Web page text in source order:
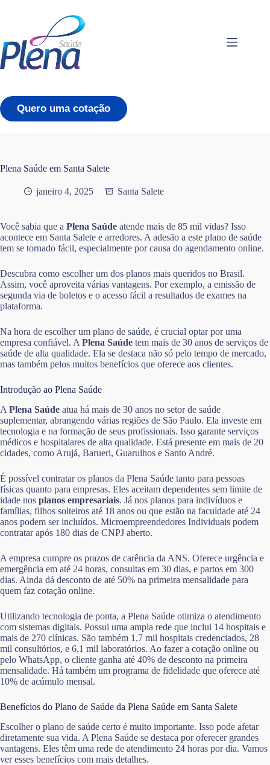
conteúdo
Quero uma cotação
Plena Saúde em Santa Salete
janeiro 4, 2025 Santa Salete
Você sabia que a Plena Saúde atende mais de 85 mil vidas? Isso
acontece em Santa Salete e arredores. A adesão a este plano de saúde
tem se tornado fácil, especialmente por causa do agendamento online.
Descubra como escolher um dos planos mais queridos no Brasil.
Assim, você aproveita várias vantagens. Por exemplo, a emissão de
segunda via de boletos e o acesso fácil a resultados de exames na
plataforma.
Na hora de escolher um plano de saúde, é crucial optar por uma
empresa confiável. A Plena Saúde tem mais de 30 anos de serviços de
saúde de alta qualidade. Ela se destaca não só pelo tempo de mercado,
mas também pelos muitos benefícios que oferece aos clientes.
Introdução ao Plena Saúde
A Plena Saúde atua há mais de 30 anos no setor de saúde
suplementar, abrangendo várias regiões de São Paulo. Ela investe em
tecnologia e na formação de seus profissionais. Isso garante serviços
médicos e hospitalares de alta qualidade. Está presente em mais de 20
cidades, como Arujá, Barueri, Guarulhos e Santo André.
É possível contratar os planos da Plena Saúde tanto para pessoas
físicas quanto para empresas. Eles aceitam dependentes sem limite de
idade nos planos empresariais. Já nos planos para indivíduos e
famílias, filhos solteiros até 18 anos ou que estão na faculdade até 24
anos podem ser incluídos. Microempreendedores Individuais podem
contratar após 180 dias de CNPJ aberto.
A empresa cumpre os prazos de carência da ANS. Oferece urgência e
emergência em até 24 horas, consultas em 30 dias, e partos em 300
dias. Ainda dá desconto de até 50% na primeira mensalidade para
quem faz cotação online.
Utilizando tecnologia de ponta, a Plena Saúde otimiza o atendimento
com sistemas digitais. Possui uma ampla rede que inclui 14 hospitais e
mais de 270 clínicas. São também 1,7 mil hospitais credenciados, 28
mil consultórios, e 6,1 mil laboratórios. Ao fazer a cotação online ou
pelo WhatsApp, o cliente ganha até 40% de desconto na primeira
mensalidade. Há também um programa de fidelidade que oferece até
10% de acúmulo mensal.
Benefícios do Plano de Saúde da Plena Saúde em Santa Salete
Escolher o plano de saúde certo é muito importante. Isso pode afetar
diretamente sua vida. A Plena Saúde se destaca por oferecer grandes
vantagens. Eles têm uma rede de atendimento 24 horas por dia. Vamos
ver esses benefícios com mais detalhes.